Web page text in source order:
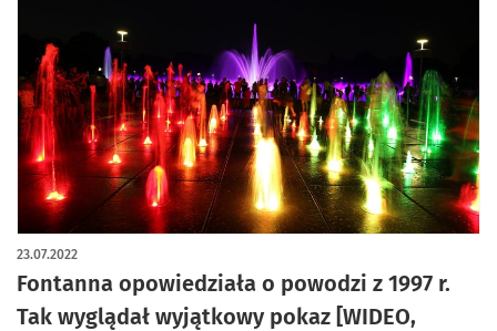
Fontanna opowiedziała o powodzi z 1997 r.
Tak wyglądał wyjątkowy pokaz [WIDEO,
23.07.2022
artykuł z galerią zdjęć